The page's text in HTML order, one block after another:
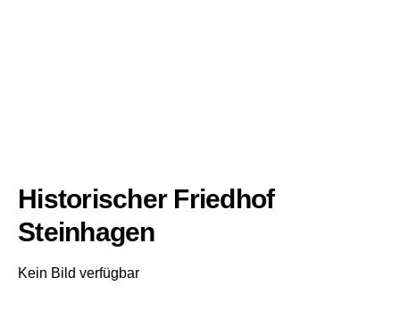
Historischer Friedhof
Steinhagen
Kein Bild verfügbar